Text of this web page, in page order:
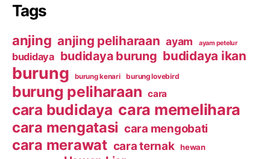
Tags
anjing anjing peliharaan ayam ayam petelur
budidaya budidaya burung budidaya ikan
burung burung kenari burung lovebird
burung peliharaan cara
cara budidaya cara memelihara
cara mengatasi cara mengobati
cara merawat cara ternak hewan